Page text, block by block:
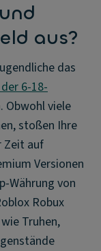
aus?
das
6-18-
Obwohl viele
stoßen Ihre
Zeit auf
Versionen
Währung von
Robux
Truhen,